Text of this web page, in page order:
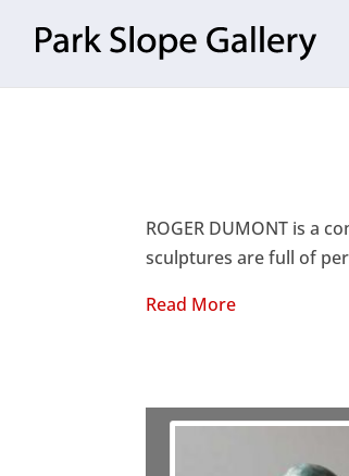
ROGER DUMONT is a
sculptures are full of
Read More